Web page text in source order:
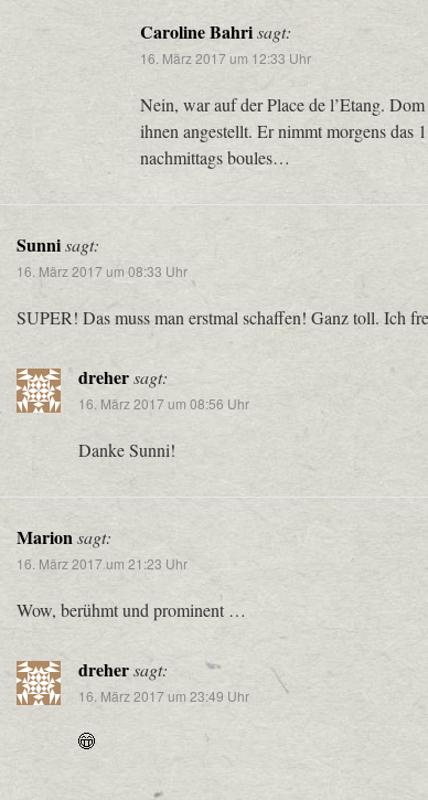
Caroline Bahrisagt:
16. März 2017 um 12:33 Uhr
Nein, war auf der Place de l’Etang.
ihnen angestellt. Er nimmt morgens das
nachmittags boules…
Sunnisagt:
16. März 2017 um 08:33 Uhr
SUPER! Das muss man erstmal schaffen! Ganz toll. Ich
drehersagt:
16. März 2017 um 08:56 Uhr
Danke Sunni!
Marionsagt:
16. März 2017 um 21:23 Uhr
Wow, berühmt und prominent …
drehersagt:
16. März 2017 um 23:49 Uhr